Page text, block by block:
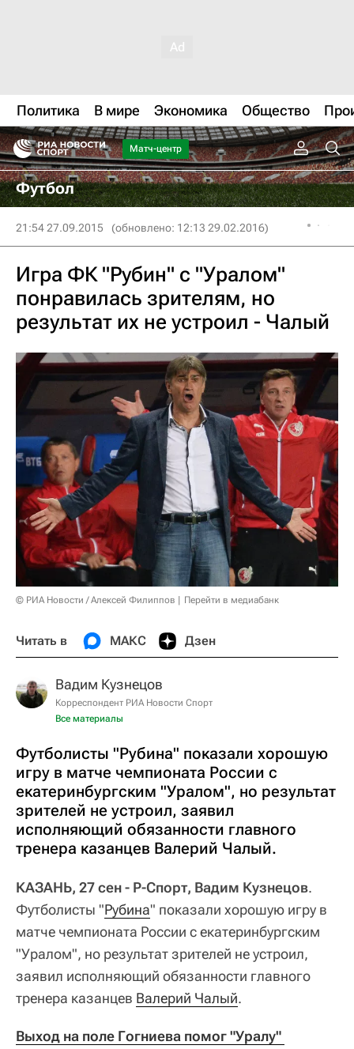
Политика В мире Экономика Общество
Матч-центр
Футбол
21:54 27.09.2015 (обновлено: 12:13 29.02.2016)
Игра ФК "Рубин" с "Уралом"
понравилась зрителям, но
результат их не устроил - Чалый
© РИА Новости / Алексей Филиппов Перейти в медиабанк
Читать в МАКС Дзен
Вадим Кузнецов
Корреспондент РИА Новости Спорт
Все материалы
Футболисты "Рубина" показали хорошую
игру в матче чемпионата России с
екатеринбургским "Уралом", но результат
зрителей не устроил, заявил
исполняющий обязанности главного
тренера казанцев Валерий Чалый.
КАЗАНЬ, 27 сен - Р-Спорт, Вадим Кузнецов.
Футболисты "Рубина" показали хорошую игру в
матче чемпионата России с екатеринбургским
"Уралом", но результат зрителей не устроил,
заявил исполняющий обязанности главного
тренера казанцев Валерий Чалый.
Выход на поле Гогниева помог "Уралу"